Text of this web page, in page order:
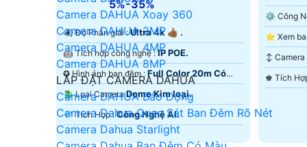
Camera DAHUA Xoay 360
Camera DAHUA 2MP
Camera DAHUA 4MP
Camera DAHUA 8MP
LẮP ĐẶT CAMERA DAHUA
Camera DAHUA Báo Động
Camera Dahua Quan Sát Ban Đêm Rõ Nét
Camera Dahua Starlight
5%-35%
👁️‍🗨 Độ Phân giải :Ultra 4k 👍🏾 .
🤖️ Tích hợp công nghệ :IP POE.
✪ Hình ảnh ban đêm : Full Color 20m Có
Màu Ban Ðêm.
🐉️ Loại CameraDome Kim loại.
️💎 Tích Hợp :Công Nghệ AI.
Ban Ðêm.
↕️